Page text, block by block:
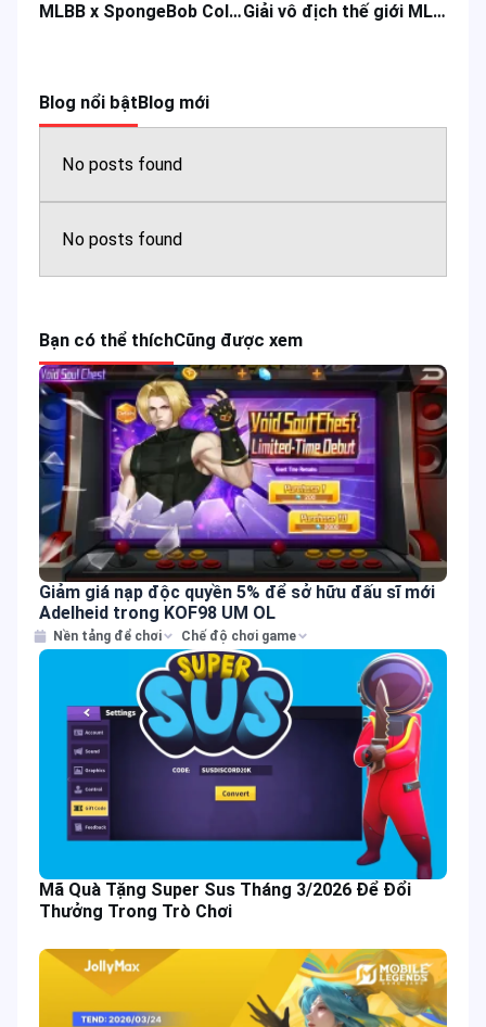
MLBB x SpongeBob Collab: Nhận miễn phí trang phục tướng và phần thưởng chơi game đặc biệt Giải vô địch thế giới MLBB M7: Lịch thi đấu, Nhánh đấu & Thời gian sự kiện
Blog nổi bật Blog mới
No posts found
No posts found
Bạn có thể thíchCũng được xem
Giảm giá nạp độc quyền 5% để sở hữu đấu sĩ mới
Adelheid trong KOF98 UM OL
Nền tảng để chơi Chế độ chơi game
Mã Quà Tặng Super Sus Tháng 3/2026 Để Đổi
Thưởng Trong Trò Chơi